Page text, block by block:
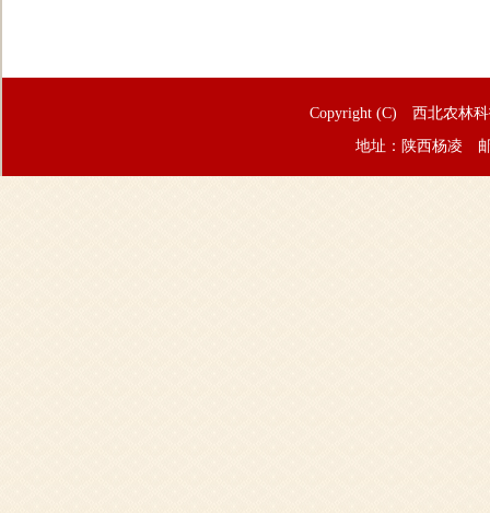
Copyright (C) 西北农林
地址：陕西杨凌